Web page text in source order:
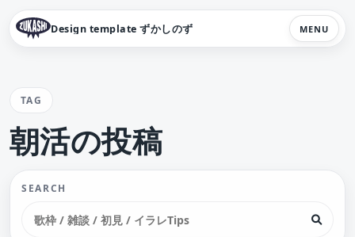
Design template ずかしのず MENU
TAG
朝活の投稿
SEARCH